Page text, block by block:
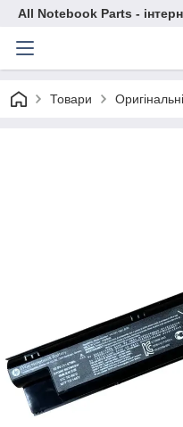
All Notebook Parts -
Товари